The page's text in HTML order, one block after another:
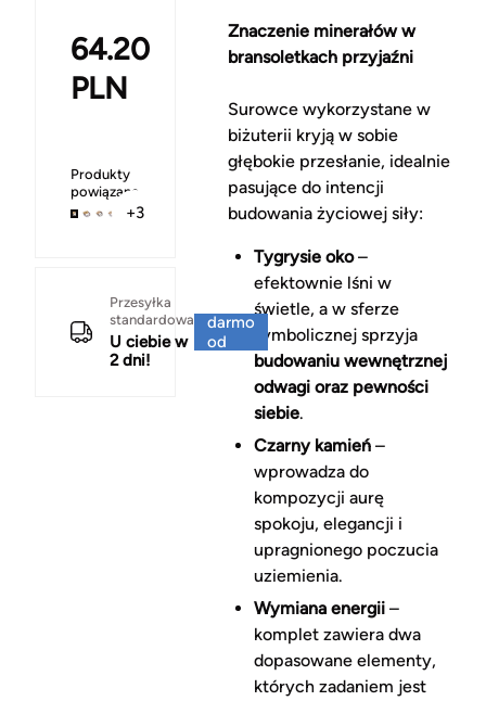
64.20
PLN
Produkty
powiązane
+3
Przesyłka
standardowa
U ciebie w
2 dni!
darmo
od
Znaczenie minerałów w
bransoletkach przyjaźni
Surowce wykorzystane w
biżuterii kryją w sobie
głębokie przesłanie, idealnie
pasujące do intencji
budowania życiowej siły:
Tygrysie oko–
efektownie lśni w
świetle, a w sferze
symbolicznej sprzyja
budowaniu wewnętrznej
odwagi oraz pewności
siebie.
Czarny kamień–
wprowadza do
kompozycji aurę
spokoju, elegancji i
upragnionego poczucia
uziemienia.
Wymiana energii–
komplet zawiera dwa
dopasowane elementy,
których zadaniem jest